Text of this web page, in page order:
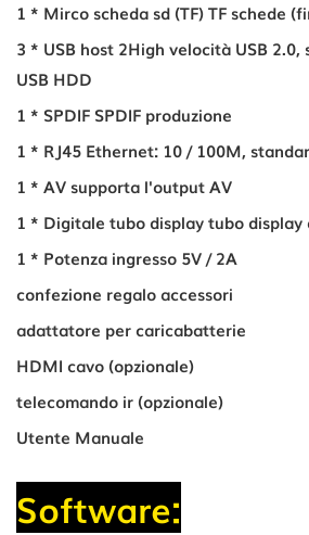
1 * Mirco scheda sd (TF) TF schede
3 * USB host 2High velocità USB 2.0,
USB HDD
1 * SPDIF SPDIF produzione
1 * RJ45 Ethernet: 10 / 100M,
1 * AV supporta l'output AV
1 * Digitale tubo display tubo display
1 * Potenza ingresso 5V / 2A
confezione regalo accessori
adattatore per caricabatterie
HDMI cavo (opzionale)
telecomando ir (opzionale)
Utente Manuale
Software: